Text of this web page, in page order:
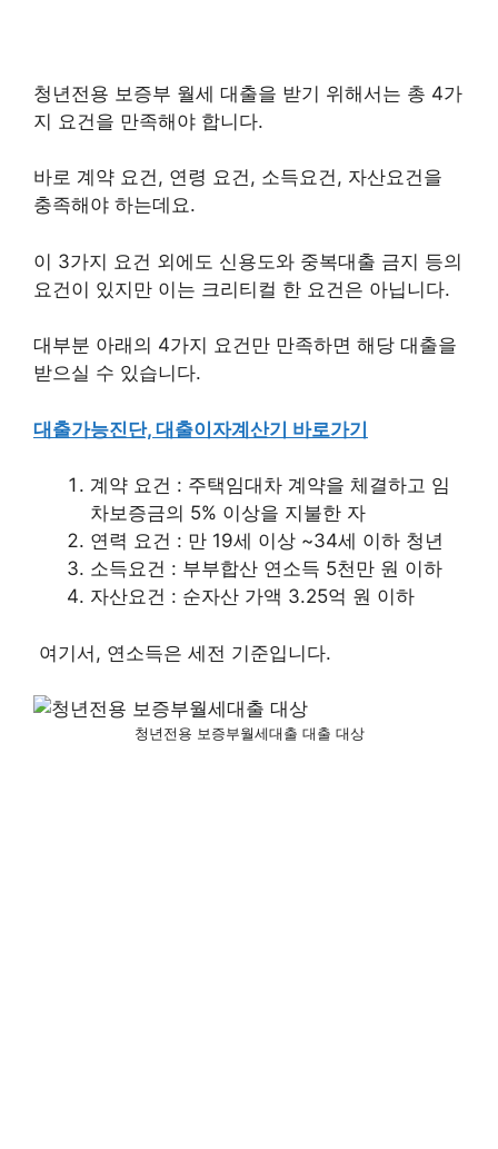
청년전용 보증부 월세 대출을 받기 위해서는 총 4가
지 요건을 만족해야 합니다.
바로 계약 요건, 연령 요건, 소득요건, 자산요건을
충족해야 하는데요.
이 3가지 요건 외에도 신용도와 중복대출 금지 등의
요건이 있지만 이는 크리티컬 한 요건은 아닙니다.
대부분 아래의 4가지 요건만 만족하면 해당 대출을
받으실 수 있습니다.
대출가능진단, 대출이자계산기 바로가기
계약 요건 : 주택임대차 계약을 체결하고 임
차보증금의 5% 이상을 지불한 자
연력 요건 : 만 19세 이상 ~34세 이하 청년
소득요건 : 부부합산 연소득 5천만 원 이하
자산요건 : 순자산 가액 3.25억 원 이하
여기서, 연소득은 세전 기준입니다.
청년전용 보증부월세대출 대출 대상